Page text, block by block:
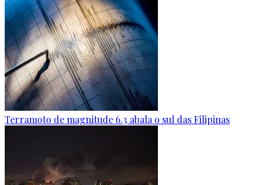
Terramoto de magnitude 6.3 abala o sul das Filipinas